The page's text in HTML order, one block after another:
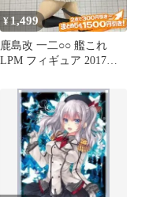
¥ 1,499
鹿島改 一二○○ 艦これ
LPM フィギュア 2017年